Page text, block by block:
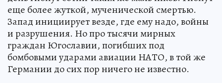
еще более жуткой, мученической смертью.
Запад инициирует везде, где ему надо, войны
и разрушения. Но про тысячи мирных
граждан Югославии, погибших под
бомбовыми ударами авиации НАТО, в той же
Германии до сих пор ничего не известно.